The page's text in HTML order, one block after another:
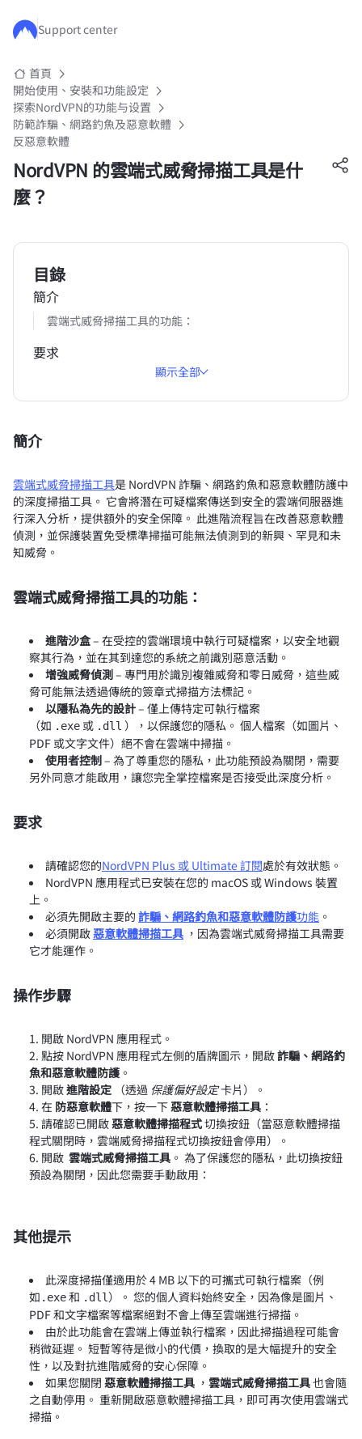
跳至主要內容
Support center
首頁
開始使用、安裝和功能設定
探索NordVPN的功能与设置
防範詐騙、網路釣魚及惡意軟體
反惡意軟體
NordVPN 的雲端式威脅掃描工具是什
麼？
目錄
簡介
雲端式威脅掃描工具的功能：
要求
顯示全部
簡介
雲端式威脅掃描工具是 NordVPN 詐騙、網路釣魚和惡意軟體防護中
的深度掃描工具。 它會將潛在可疑檔案傳送到安全的雲端伺服器進
行深入分析，提供額外的安全保障。 此進階流程旨在改善惡意軟體
偵測，並保護裝置免受標準掃描可能無法偵測到的新興、罕見和未
知威脅。
雲端式威脅掃描工具的功能：
進階沙盒– 在受控的雲端環境中執行可疑檔案，以安全地觀
察其行為，並在其到達您的系統之前識別惡意活動。
增強威脅偵測– 專門用於識別複雜威脅和零日威脅，這些威
脅可能無法透過傳統的簽章式掃描方法標記。
以隱私為先的設計– 僅上傳特定可執行檔案
（如 .exe 或 .dll ），以保護您的隱私。 個人檔案（如圖片、
PDF 或文字文件）絕不會在雲端中掃描。
使用者控制– 為了尊重您的隱私，此功能預設為關閉，需要
另外同意才能啟用，讓您完全掌控檔案是否接受此深度分析。
要求
請確認您的NordVPN Plus 或 Ultimate 訂閱處於有效狀態。
NordVPN 應用程式已安裝在您的 macOS 或 Windows 裝置
上。
必須先開啟主要的 詐騙、網路釣魚和惡意軟體防護功能 。
必須開啟惡意軟體掃描工具 ，因為雲端式威脅掃描工具需要
它才能運作。
操作步驟
開啟 NordVPN 應用程式。
點按 NordVPN 應用程式左側的盾牌圖示，開啟詐騙、網路釣
魚和惡意軟體防護 。
開啟進階設定 （透過 保護偏好設定卡片）。
在 防惡意軟體下，按一下惡意軟體掃描工具 ：
請確認已開啟惡意軟體掃描程式切換按鈕（當惡意軟體掃描
程式關閉時，雲端威脅掃描程式切換按鈕會停用）。
開啟 雲端式威脅掃描工具 。 為了保護您的隱私，此切換按鈕
預設為關閉，因此您需要手動啟用：
其他提示
此深度掃描僅適用於 4 MB 以下的可攜式可執行檔案（例
如 .exe和 .dll）。 您的個人資料始終安全，因為像是圖片、
PDF 和文字檔案等檔案絕對不會上傳至雲端進行掃描。
由於此功能會在雲端上傳並執行檔案，因此掃描過程可能會
稍微延遲。 短暫等待是微小的代價，換取的是大幅提升的安全
性，以及對抗進階威脅的安心保障。
如果您關閉 惡意軟體掃描工具 ， 雲端式威脅掃描工具也會隨
之自動停用。 重新開啟惡意軟體掃描工具，即可再次使用雲端式
掃描。